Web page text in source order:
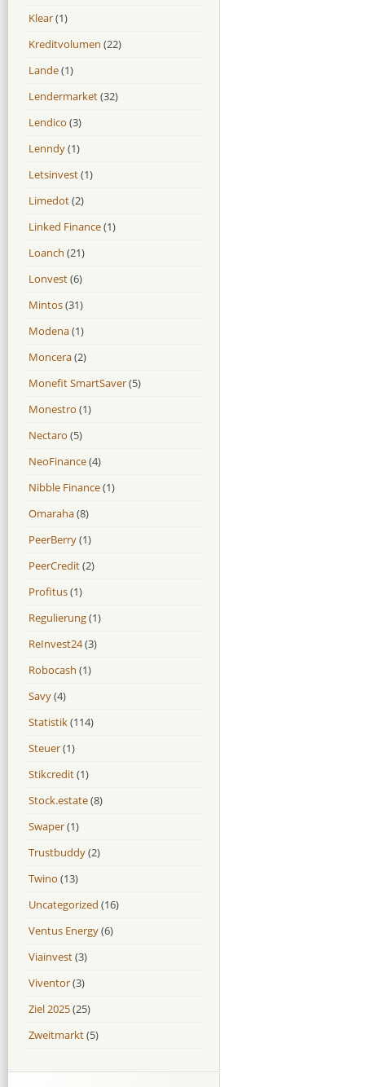
Klear(1)
Kreditvolumen (22)
Lande(1)
Lendermarket(32)
Lendico (3)
Lenndy(1)
Letsinvest(1)
Limedot(2)
Linked Finance(1)
Loanch (21)
Lonvest(6)
Mintos(31)
Modena(1)
Moncera(2)
Monefit SmartSaver(5)
Monestro (1)
Nectaro (5)
NeoFinance(4)
Nibble Finance(1)
Omaraha(8)
PeerBerry(1)
PeerCredit(2)
Profitus(1)
Regulierung(1)
ReInvest24(3)
Robocash (1)
Savy(4)
Statistik(114)
Steuer(1)
Stikcredit(1)
Stock.estate(8)
Swaper(1)
Trustbuddy(2)
Twino (13)
Uncategorized (16)
Ventus Energy(6)
Viainvest(3)
Viventor(3)
Ziel 2025(25)
Zweitmarkt(5)